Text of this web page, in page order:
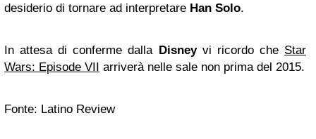
desiderio di tornare ad interpretare Han Solo.
In attesa di conferme dalla Disney vi ricordo che Star
Wars: Episode VII arriverà nelle sale non prima del 2015.
Fonte: Latino Review